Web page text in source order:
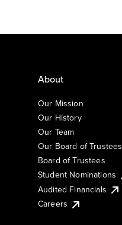
About
Our Mission
Our History
Our Team
Our Board of Trustees
Board of Trustees
Student Nominations
Audited Financials
Careers